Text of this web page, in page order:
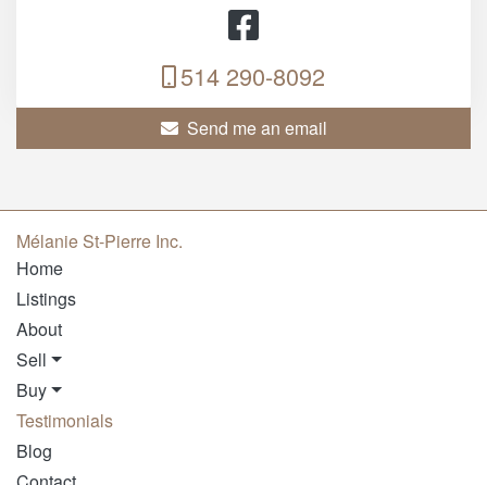
514 290-8092
Send me an email
Mélanie St-Pierre Inc.
Home
Listings
About
Sell
Buy
Testimonials
Blog